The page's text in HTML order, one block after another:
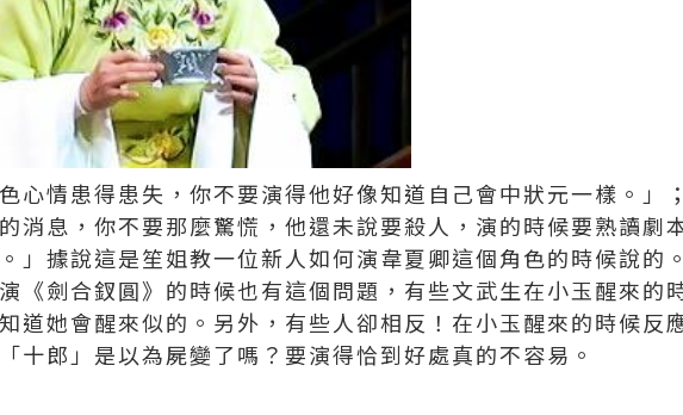
色心情患得患失，你不要演得他好像知道自己會中狀元一樣。」
消息，你不要那麼驚慌，他還未說要殺人，演的時候要熟讀劇
」據說這是笙姐教一位新人如何演韋夏卿這個角色的時候說的
《劍合釵圓》的時候也有這個問題，有些文武生在小玉醒來的
道她會醒來似的。另外，有些人卻相反！在小玉醒來的時候反
十郎」是以為屍變了嗎？要演得恰到好處真的不容易。